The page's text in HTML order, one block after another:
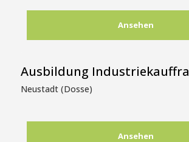
Ansehen
Ausbildung
Neustadt (Dosse)
Ansehen